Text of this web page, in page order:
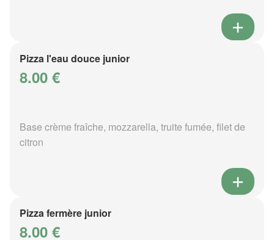
Pizza l'eau douce junior
8.00 €
Base crème fraîche, mozzarella, truite fumée, filet de
citron
Pizza fermère junior
8.00 €